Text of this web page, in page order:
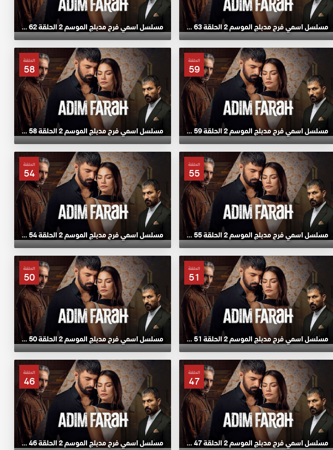
مسلسل اسمي فرح مدبلج الموسم 2 الحلقة 63 HD مسلسل اسمي فرح مدبلج الموسم 2 الحلقة 62 HD
الحلقة
59
مسلسل اسمي فرح مدبلج الموسم 2 الحلقة 59 HD
الحلقة
58
مسلسل اسمي فرح مدبلج الموسم 2 الحلقة 58 HD
الحلقة
55
مسلسل اسمي فرح مدبلج الموسم 2 الحلقة 55 HD
الحلقة
54
مسلسل اسمي فرح مدبلج الموسم 2 الحلقة 54 HD
الحلقة
51
مسلسل اسمي فرح مدبلج الموسم 2 الحلقة 51 HD
الحلقة
50
مسلسل اسمي فرح مدبلج الموسم 2 الحلقة 50 HD
الحلقة
47
مسلسل اسمي فرح مدبلج الموسم 2 الحلقة 47 HD
الحلقة
46
مسلسل اسمي فرح مدبلج الموسم 2 الحلقة 46 HD